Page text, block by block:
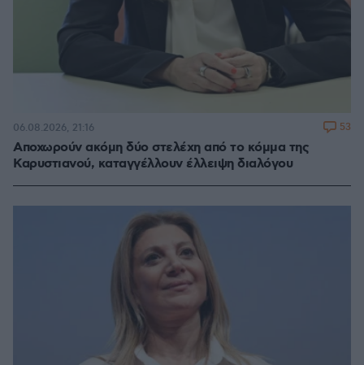
Αποχωρούν ακόμη δύο στελέχη από το κόμμα της
Καρυστιανού, καταγγέλλουν έλλειψη διαλόγου
06.08.2026, 21:16 53